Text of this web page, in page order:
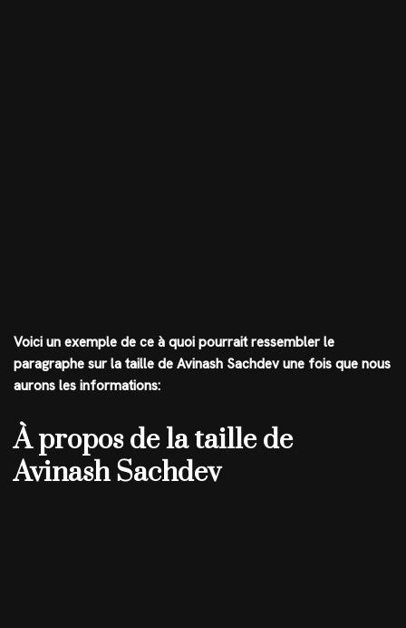
Voici un exemple de ce à quoi pourrait ressembler le
paragraphe sur la taille de Avinash Sachdev une fois que nous
aurons les informations:
À propos de la taille de
Avinash Sachdev